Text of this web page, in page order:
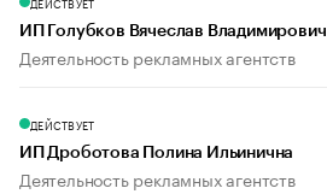
ИП Голубков Вячеслав Владимирович
Деятельность рекламных агентств
ДЕЙСТВУЕТ
ИП Дроботова Полина Ильинична
Деятельность рекламных агентств